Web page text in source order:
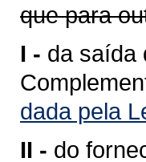
que para
I - da saída
dada pela
II - do